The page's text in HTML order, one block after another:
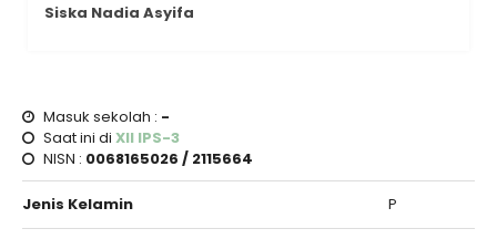
Siska Nadia Asyifa
Masuk sekolah : -
Saat ini di XII IPS-3
NISN : 0068165026 / 2115664
Jenis Kelamin P